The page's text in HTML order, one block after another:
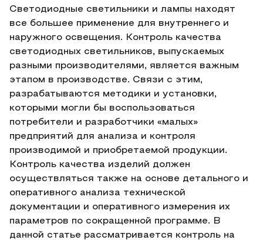
Светодиодные светильники и лампы находят
все большее применение для внутреннего и
наружного освещения. Контроль качества
светодиодных светильников, выпускаемых
разными производителями, является важным
этапом в производстве. Связи с этим,
разрабатываются методики и установки,
которыми могли бы воспользоваться
потребители и разработчики «малых»
предприятий для анализа и контроля
производимой и приобретаемой продукции.
Контроль качества изделий должен
осуществляться также на основе детального и
оперативного анализа технической
документации и оперативного измерения их
параметров по сокращенной программе. В
данной статье рассматривается контроль на